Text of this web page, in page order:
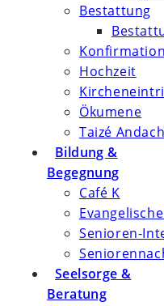
Bestattung
Konfirmation
Hochzeit
Ökumene
Taizé
Bildung &
Begegnung
Café K
Senioren-
Seelsorge &
Beratung